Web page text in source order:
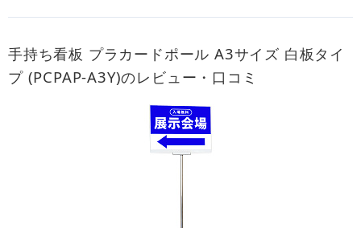
手持ち看板 プラカードポール A3サイズ 白板タイ
プ (PCPAP-A3Y)のレビュー・口コミ